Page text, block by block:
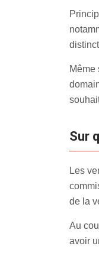
Même
Les
de la
Au
avoir